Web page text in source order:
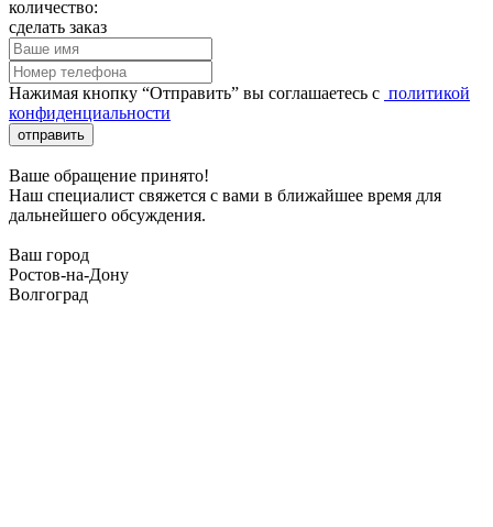
количество:
сделать заказ
Нажимая кнопку “Отправить” вы соглашаетесь с политикой
конфиденциальности
отправить
Ваше обращение принято!
Наш специалист свяжется с вами в ближайшее время для
дальнейшего обсуждения.
Ваш город
Ростов-на-Дону
Волгоград